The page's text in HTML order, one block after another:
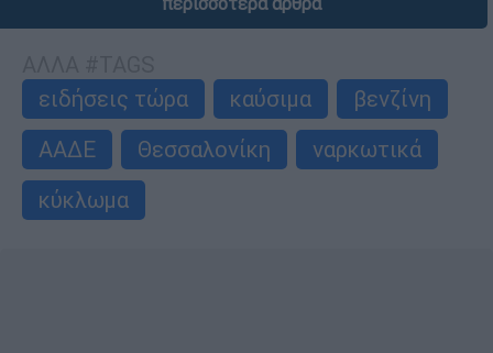
ειδήσεις τώρα
καύσιμα
βενζίνη
ΑΑΔΕ
Θεσσαλονίκη
ναρκωτικά
κύκλωμα